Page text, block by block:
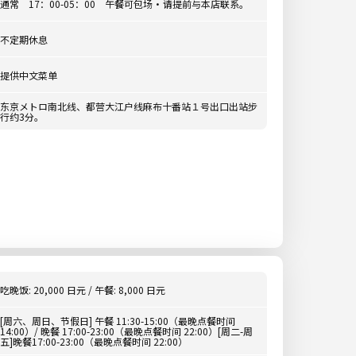
通常 17：00-05：00 午餐可包场・请提前与本店联系。
不定期休息
提供中文菜单
东京メトロ南北线、都营大江户线麻布十番站１号出口出站步
行约3分。
吃晚饭: 20,000 日元 / 午餐: 8,000 日元
[周六、周日、节假日] 午餐 11:30-15:00（最晚点餐时间
14:00）/ 晚餐 17:00-23:00（最晚点餐时间 22:00）[周二-周
五]晚餐17:00-23:00（最晚点餐时间 22:00）